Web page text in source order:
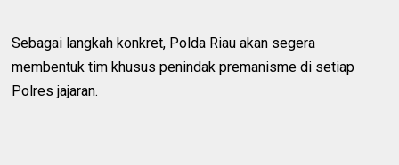
Sebagai langkah konkret, Polda Riau akan segera
membentuk tim khusus penindak premanisme di setiap
Polres jajaran.